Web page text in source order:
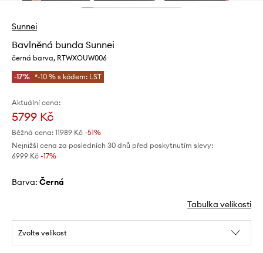
Sunnei
Bavlněná bunda Sunnei
černá barva, RTWXOUW006
-17% *-10 % s kódem: LST
Aktuální cena:
5799 Kč
Běžná cena: 11989 Kč -51%
Nejnižší cena za posledních 30 dnů před poskytnutím slevy:
6999 Kč -17%
Barva: černá
Tabulka velikosti
Zvolte velikost